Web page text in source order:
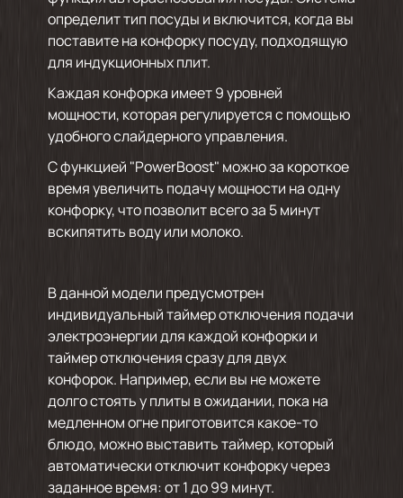
определит тип посуды и включится, когда вы
поставите на конфорку посуду, подходящую
для индукционных плит.
Каждая конфорка имеет 9 уровней
мощности, которая регулируется с помощью
удобного слайдерного управления.
С функцией "PowerBoost" можно за короткое
время увеличить подачу мощности на одну
конфорку, что позволит всего за 5 минут
вскипятить воду или молоко.
В данной модели предусмотрен
индивидуальный таймер отключения подачи
электроэнергии для каждой конфорки и
таймер отключения сразу для двух
конфорок. Например, если вы не можете
долго стоять у плиты в ожидании, пока на
медленном огне приготовится какое-то
блюдо, можно выставить таймер, который
автоматически отключит конфорку через
заданное время: от 1 до 99 минут.